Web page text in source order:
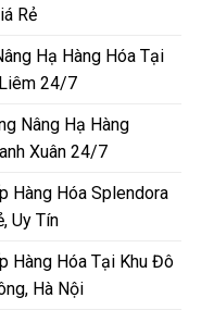
Rẻ
Hạ Hàng Hóa Tại
24/7
Nâng Hạ Hàng
Xuân 24/7
Hàng Hóa Splendora
Uy Tín
Hàng Hóa Tại Khu Đô
Hà Nội